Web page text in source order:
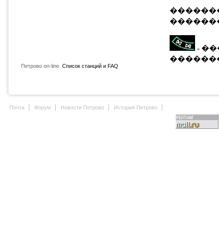
Петрово on-line Список станций и FAQ
Почта Форум Новости Петрово История Петрово